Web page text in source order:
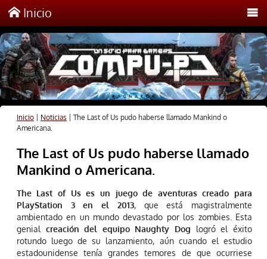
Inicio
Inicio| Noticias
The Last of Us pudo haberse llamado Mankind o
Americana.
The Last of Us pudo haberse llamado
Mankind o Americana.
The Last of Us es un juego de aventuras creado para
PlayStation 3 en el 2013, que está magistralmente
ambientado en un mundo devastado por los zombies. Esta
genial creación del equipo Naughty Dog logró el éxito
rotundo luego de su lanzamiento, aún cuando el estudio
estadounidense tenía grandes temores de que ocurriese